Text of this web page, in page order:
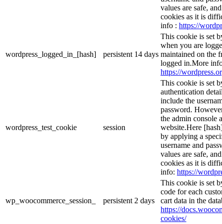
values are safe,
cookies as it is
info : https://
wordpress_logged_in_[hash] persistent 14 days
This cookie is set
when you are
maintained on the
logged in.More
https://
wordpress_test_cookie session
This cookie is set
authentication
include the
password.
the admin console
website.Here
by applying a
username and
values are safe,
cookies as it is
info: https://
wp_woocommerce_session_ persistent 2 days
This cookie is set
code for each
cart data in the
https://
cookies/